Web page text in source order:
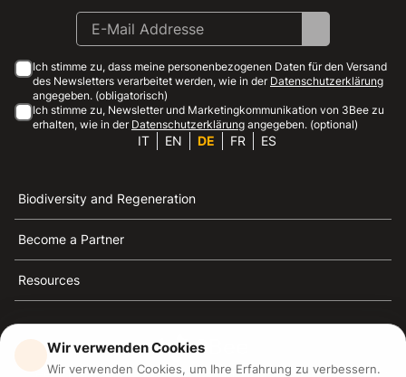
Ich stimme zu, dass meine personenbezogenen Daten für den Versand
des Newsletters verarbeitet werden, wie in der Datenschutzerklärung
angegeben. (obligatorisch)
Ich stimme zu, Newsletter und Marketingkommunikation von 3Bee zu
erhalten, wie in der Datenschutzerklärung angegeben. (optional)
IT EN DE FR ES
Biodiversity and Regeneration
Become a Partner
Resources
3Bee ist die Referenz für Nachhaltigkeit, Bienenschutz
Wir verwenden Cookies
Wir verwenden Cookies, um Ihre Erfahrung zu verbessern.